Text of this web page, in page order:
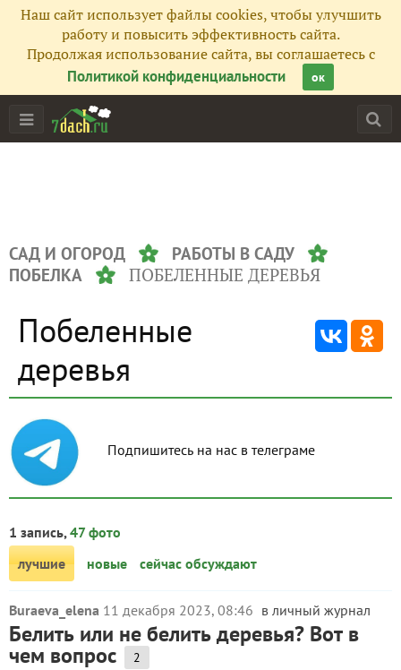
Наш сайт использует файлы cookies, чтобы улучшить
работу и повысить эффективность сайта.
Продолжая использование сайта, вы соглашаетесь с
Политикой конфиденциальности
ок
САД И ОГОРОД
РАБОТЫ В САДУ
ПОБЕЛКА
ПОБЕЛЕННЫЕ ДЕРЕВЬЯ
Побеленные
деревья
Подпишитесь на нас в телеграме
1 запись,47 фото
лучшие
новые сейчас обсуждают
Buraeva_elena 11 декабря 2023, 08:46 в личный журнал
Белить или не белить деревья? Вот в
чем вопрос 2